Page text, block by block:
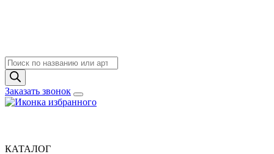
Поиск
товаров
Заказать звонок
КАТАЛОГ